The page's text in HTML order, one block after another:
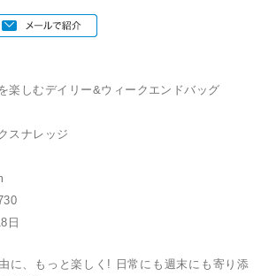
楽しむデイリー&ウィークエンドバッグ
スナレッジ
日
に、もっと楽しく! 日常にも週末にも寄り添